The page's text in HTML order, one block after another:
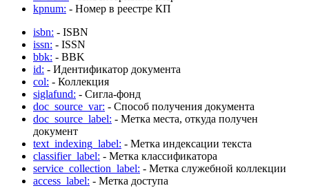
kpnum: - Номер в реестре КП
isbn: - ISBN
issn: - ISSN
bbk: - BBK
id: - Идентификатор документа
col: - Коллекция
siglafund: - Сигла-фонд
doc_source_var: - Способ получения документа
doc_source_label: - Метка места, откуда получен
документ
text_indexing_label: - Метка индексации текста
classifier_label: - Метка классификатора
service_collection_label: - Метка служебной коллекции
access_label: - Метка доступа